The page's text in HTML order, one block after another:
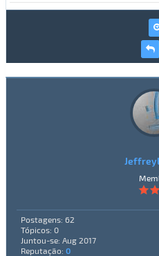
Postagens: 62
Tópicos: 0
Juntou-se: Aug 2017
Reputação: 0